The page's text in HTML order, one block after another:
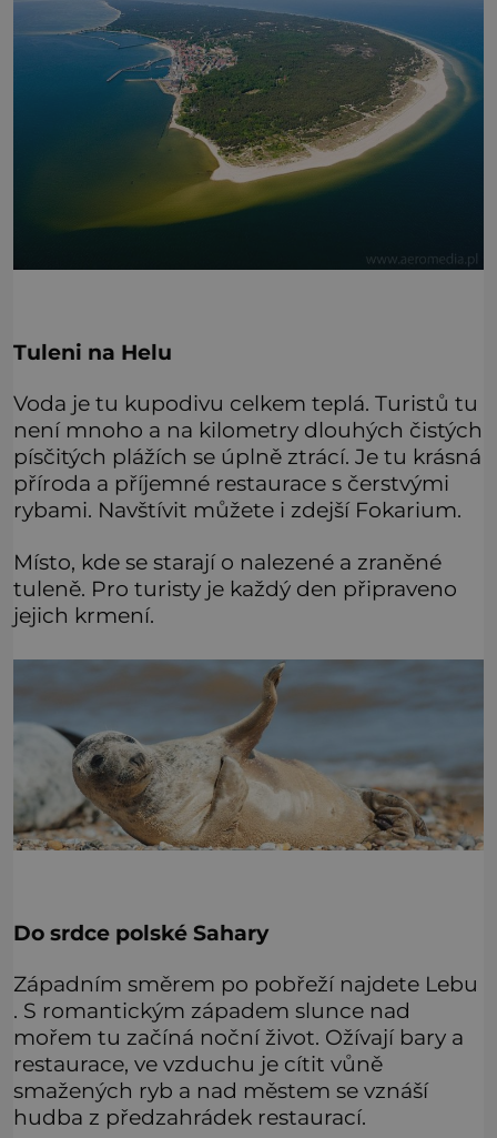
Tuleni na Helu
Voda je tu kupodivu celkem teplá. Turistů tu
není mnoho a na kilometry dlouhých čistých
písčitých plážích se úplně ztrácí. Je tu krásná
příroda a příjemné restaurace s čerstvými
rybami. Navštívit můžete i zdejší Fokarium.
Místo, kde se starají o nalezené a zraněné
tuleně. Pro turisty je každý den připraveno
jejich krmení.
Do srdce polské Sahary
Západním směrem po pobřeží najdete Lebu
. S romantickým západem slunce nad
mořem tu začíná noční život. Ožívají bary a
restaurace, ve vzduchu je cítit vůně
smažených ryb a nad městem se vznáší
hudba z předzahrádek restaurací.